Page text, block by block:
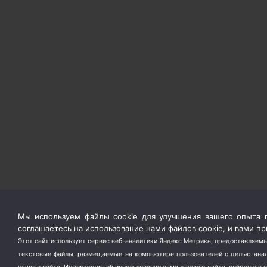
Мы используем файлы cookie для улучшения вашего опыта
соглашаетесь на использование нами файлов cookie, и вами
Этот сайт использует сервис веб-аналитики Яндекс Метрика,
текстовые файлы, размещаемые на компьютере пользователей с целью